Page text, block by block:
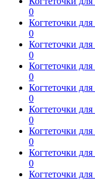
0
Когтеточки
0
Когтеточки
0
Когтеточки
0
Когтеточки
0
Когтеточки
0
Когтеточки
0
Когтеточки
0
Когтеточки